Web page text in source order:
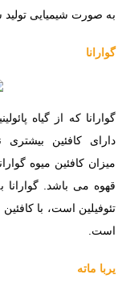
به صورت شیمیایی
گوارانا
گوارانا که از گیاه
دارای کافئین
قهوه می باشد. گوارانا
تئوفیلین است، با
است.
یربا ماته